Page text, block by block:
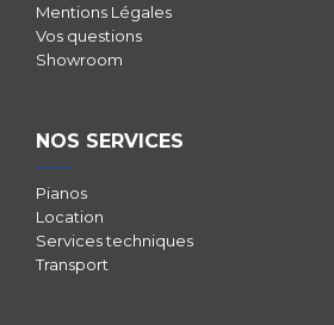
Mentions Légales
Vos questions
Showroom
NOS SERVICES
Pianos
Location
Services techniques
Transport